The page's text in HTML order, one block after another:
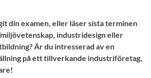
din examen, eller läser sista terminen
industridesign eller
Är du intresserad av en
på ett tillverkande industriföretag,